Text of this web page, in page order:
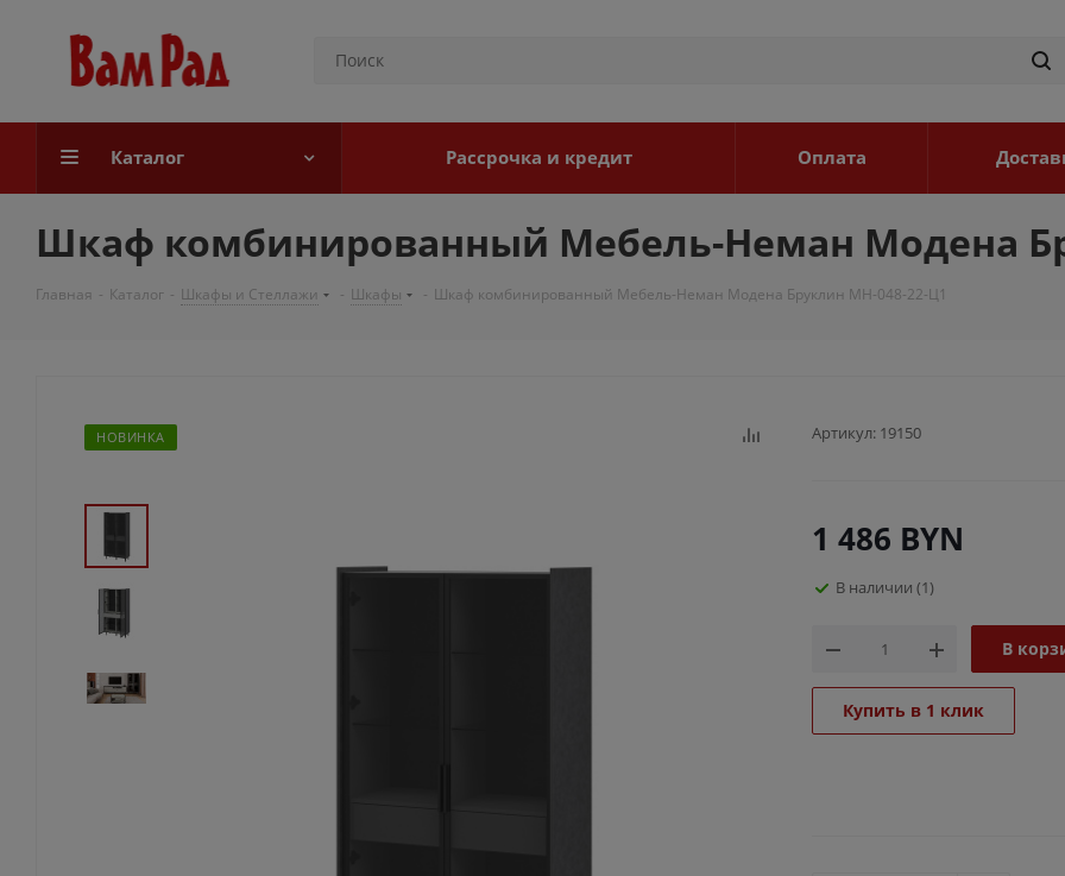
Каталог Рассрочка и кредит Оплата
Шкаф комбинированный Мебель-Неман Модена
Главная - Каталог - Шкафы и Стеллажи - Шкафы - Шкаф комбинированный Мебель-Неман Модена Бруклин МН-048-22-Ц1
НОВИНКА Артикул: 19150
1 486 BYN
В наличии (1)
В
Купить в 1 клик